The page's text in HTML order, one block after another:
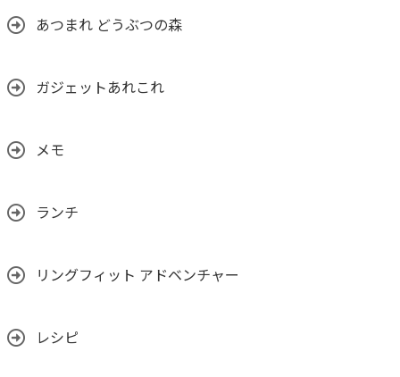
あつまれ どうぶつの森
ガジェットあれこれ
メモ
ランチ
リングフィット アドベンチャー
レシピ